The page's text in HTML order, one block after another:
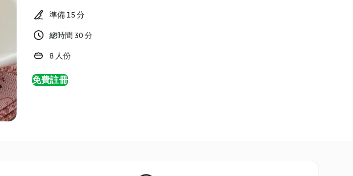
準備 15 分
總時間 30 分
8 人份
免費註冊